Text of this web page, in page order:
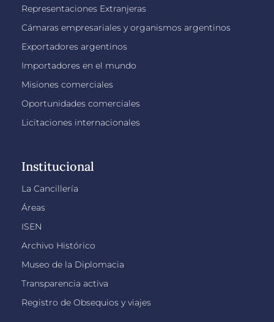
Representaciones Extranjeras
Cámaras empresariales y organismos argentinos
Exportadores argentinos
Importadores en el mundo
Misiones comerciales
Oportunidades comerciales
Licitaciones internacionales
Institucional
La Cancillería
Áreas
ISEN
Archivo Histórico
Museo de la Diplomacia
Transparencia activa
Registro de Obsequios y viajes